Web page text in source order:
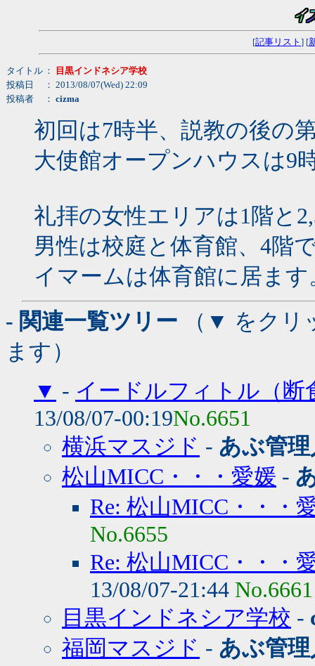
[記事リスト ] [
タイトル ：
目黒インドネシア学校
投稿日
： 2013/08/07(Wed) 22:09
投稿者
： cizma
初回は7時半、説教の後の
大使館オープンハウスは9
礼拝の女性エリアは1階と
男性は校庭と体育館、4階
イマームは体育館に居ます
- 関連一覧ツリー （▼ をクリ
ます）
▼ - イードルフィトル（
13/08/07-00:19No.6651
横浜マスジド - あぶ管理
松山MICC・・・愛媛 -
Re: 松山MICC・・・
No.6655
Re: 松山MICC・・
13/08/07-21:44 No.6661
目黒インドネシア学校 -
福岡マスジド - あぶ管理